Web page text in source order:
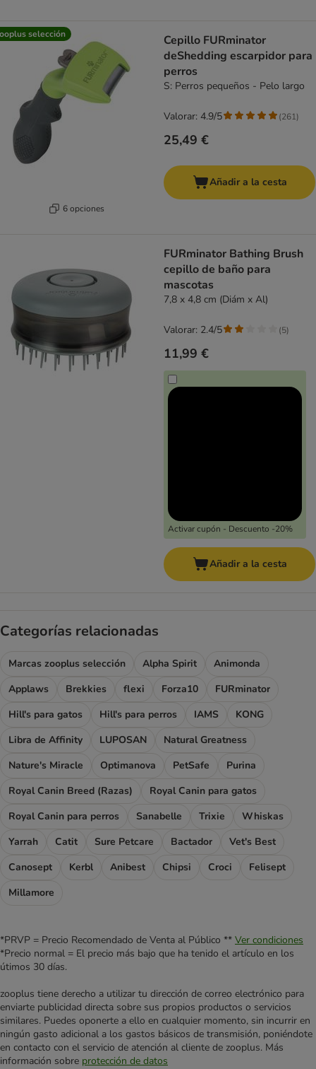
selección
6 opciones
Cepillo FURminator
deShedding escarpidor para
perros
S: Perros pequeños - Pelo largo
25,49 €
Valorar: 4.9/5 (261)
Añadir a la cesta
FURminator Bathing Brush
cepillo de baño para
mascotas
7,8 x 4,8 cm (Diám x Al)
11,99 €
Activar cupón - Descuento -20%
Valorar: 2.4/5 (5)
Añadir a la cesta
Categorías relacionadas
Marcas zooplus selección Alpha Spirit
Animonda
Applaws
Brekkies flexi Forza10
FURminator
Hill's para gatos
Hill's para perros IAMS
KONG
Libra de Affinity
LUPOSAN
Natural Greatness
Nature's Miracle
Optimanova PetSafe
Purina
Royal Canin Breed (Razas)
Royal Canin para gatos
Royal Canin para perros
Sanabelle Trixie
Whiskas
Yarrah
Catit Sure Petcare Bactador
Vet's Best
Canosept
Kerbl Anibest Chipsi Croci
Felisept
Millamore
*PRVP = Precio Recomendado de Venta al Público ** Ver condiciones
*Precio normal = El precio más bajo que ha tenido el artículo en los
útimos 30 días.
zooplus tiene derecho a utilizar tu dirección de correo electrónico para
enviarte publicidad directa sobre sus propios productos o servicios
similares. Puedes oponerte a ello en cualquier momento, sin incurrir en
ningún gasto adicional a los gastos básicos de transmisión, poniéndote
en contacto con el servicio de atención al cliente de zooplus. Más
información sobre protección de datos